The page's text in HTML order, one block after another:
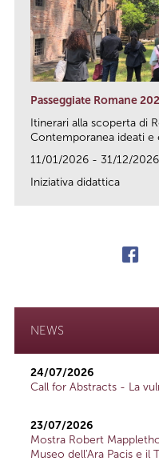
Passeggiate Romane
Itinerari alla scoperta di
Contemporanea ideati
11/01/2026 - 31/12/2026
Iniziativa didattica
NEWS
24/07/2026
Call for Abstracts - La
23/07/2026
Mostra Robert
Museo dell'Ara Pacis e il